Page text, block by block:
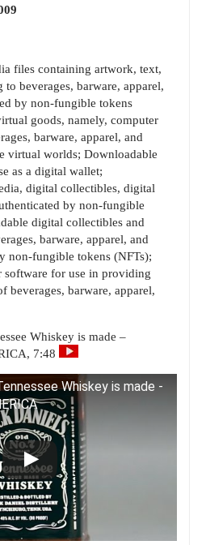
files containing artwork, text,
beverages, barware, apparel,
by non-fungible tokens
goods, namely, computer
barware, apparel, and
virtual worlds; Downloadable
as a digital wallet;
digital collectibles, digital
by non-fungible
digital collectibles and
barware, apparel, and
non-fungible tokens (NFTs);
software for use in providing
beverages, barware, apparel,
Whiskey is made –
7:48
Whiskey is made -